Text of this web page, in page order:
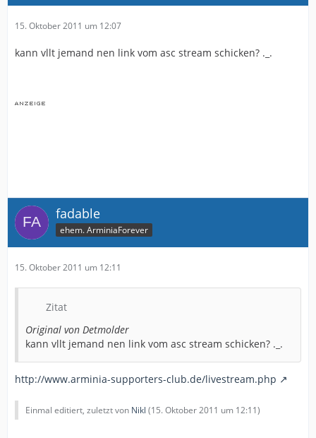
15. Oktober 2011 um 12:07
kann vllt jemand nen link vom asc stream schicken? ._.
fadable
ehem. ArminiaForever
15. Oktober 2011 um 12:11
Zitat
Original von Detmolder
kann vllt jemand nen link vom asc stream schicken? ._.
http://www.arminia-supporters-club.de/livestream.php
Einmal editiert, zuletzt von Nikl (15. Oktober 2011 um 12:11)